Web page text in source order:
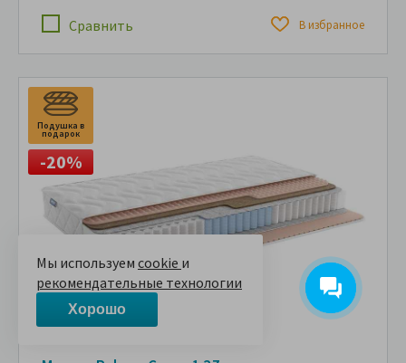
Сравнить В избранное
Подушка в
подарок
-20%
Мы используем cookie и
рекомендательные технологии
Хорошо